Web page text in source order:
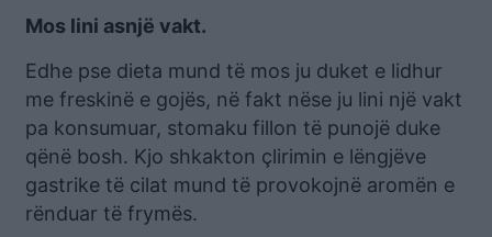
Mos lini asnjë vakt.
Edhe pse dieta mund të mos ju duket e lidhur
me freskinë e gojës, në fakt nëse ju lini një vakt
pa konsumuar, stomaku fillon të punojë duke
qënë bosh. Kjo shkakton çlirimin e lëngjëve
gastrike të cilat mund të provokojnë aromën e
rënduar të frymës.